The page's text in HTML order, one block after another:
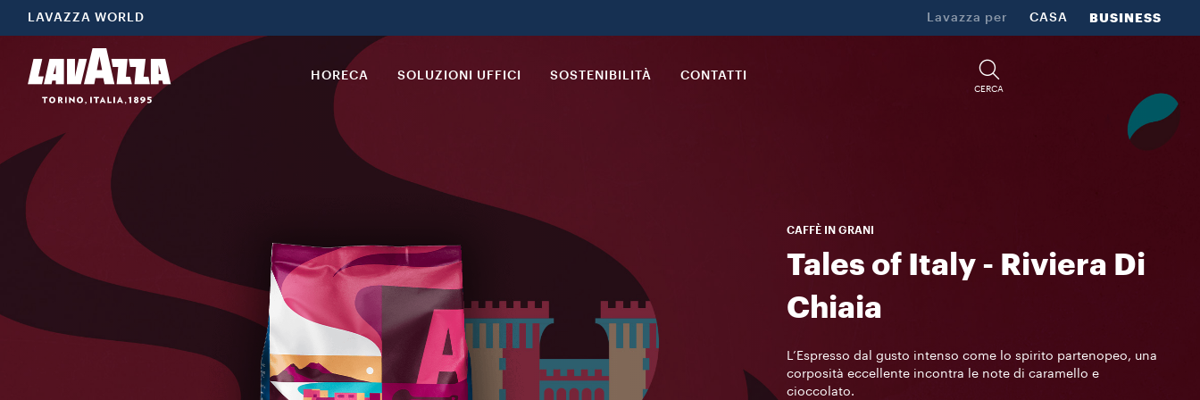
LAVAZZA WORLD Lavazza per CASA BUSINESS
HORECA SOLUZIONI UFFICI SOSTENIBILITÀ CONTATTI
CERCA
CAFFÈ IN GRANI
Tales of Italy - Riviera Di
Chiaia
L’Espresso dal gusto intenso come lo spirito partenopeo, una
corposità eccellente incontra le note di caramello e
cioccolato.